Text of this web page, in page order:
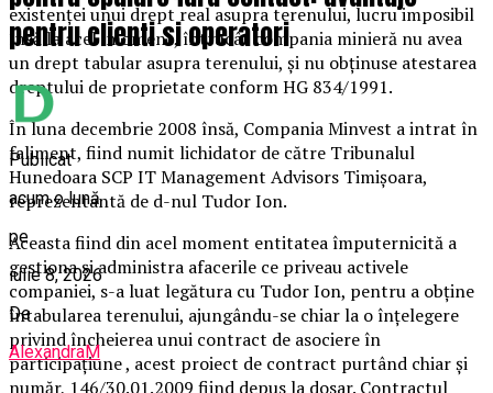
existenței unui drept real asupra terenului, lucru imposibil
însă la acel moment, întrucât compania minieră nu avea
un drept tabular asupra terenului, și nu obținuse atestarea
dreptului de proprietate conform HG 834/1991.
În luna decembrie 2008 însă, Compania Minvest a intrat în
faliment, fiind numit lichidator de către Tribunalul
Hunedoara SCP IT Management Advisors Timișoara,
reprezentantă de d-nul Tudor Ion.
Aceasta fiind din acel moment entitatea împuternicită a
gestiona și administra afacerile ce priveau activele
companiei, s-a luat legătura cu Tudor Ion, pentru a obține
întabularea terenului, ajungându-se chiar la o înțelegere
privind încheierea unui contract de asociere în
participațiune , acest proiect de contract purtând chiar și
număr, 146/30.01.2009 fiind depus la dosar. Contractul
pentru clienti si operatori
Publicat
acum o lună
pe
iulie 8, 2026
De
AlexandraM